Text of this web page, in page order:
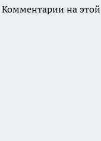
Комментарии на